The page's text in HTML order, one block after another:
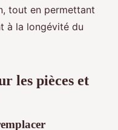
tout en permettant
à la longévité du
les pièces et